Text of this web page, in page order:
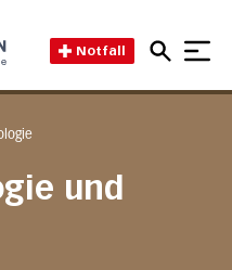
Notfall
und